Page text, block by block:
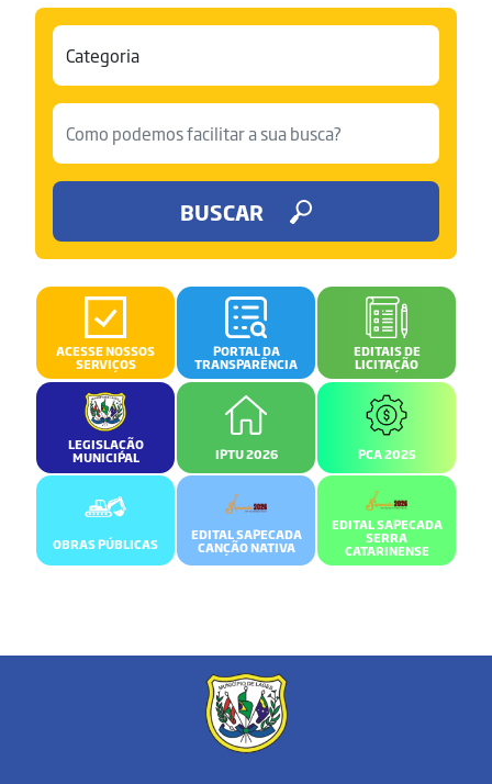
BUSCAR
ACESSE NOSSOS
SERVIÇOS
PORTAL DA
TRANSPARÊNCIA
EDITAIS DE
LICITAÇÃO
LEGISLAÇÃO
MUNICIPAL IPTU 2026 PCA 2025
OBRAS PÚBLICAS
EDITAL SAPECADA
CANÇÃO NATIVA
EDITAL SAPECADA
SERRA
CATARINENSE